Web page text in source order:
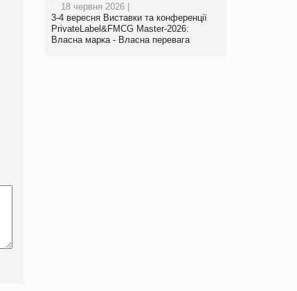
18 червня 2026 |
3-4 вересня Виставки та конференції
PrivateLabel&FMCG Master-2026:
Власна марка - Власна перевага